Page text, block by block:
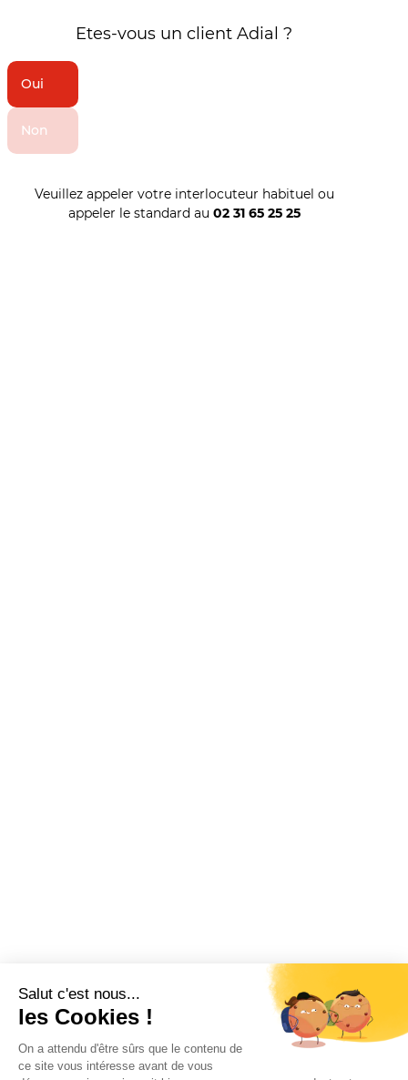
Salut c'est nous...
les Cookies !
On a attendu d'être sûrs que le contenu de
ce site vous intéresse avant de vous
Etes-vous un client Adial ?
Oui
Non
Veuillez appeler votre interlocuteur habituel ou
appeler le standard au 02 31 65 25 25